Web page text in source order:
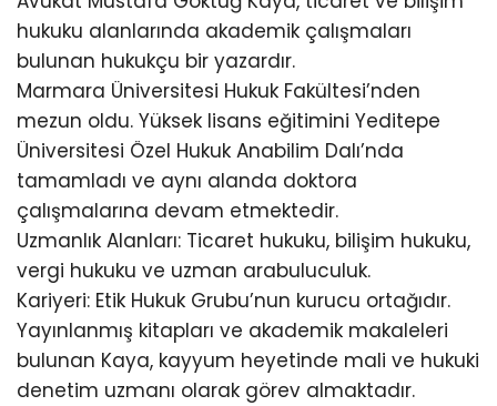
hukuku alanlarında akademik çalışmaları
bulunan hukukçu bir yazardır.
Marmara Üniversitesi Hukuk Fakültesi’nden
mezun oldu. Yüksek lisans eğitimini Yeditepe
Üniversitesi Özel Hukuk Anabilim Dalı’nda
tamamladı ve aynı alanda doktora
çalışmalarına devam etmektedir.
Uzmanlık Alanları: Ticaret hukuku, bilişim hukuku,
vergi hukuku ve uzman arabuluculuk.
Kariyeri: Etik Hukuk Grubu’nun kurucu ortağıdır.
Yayınlanmış kitapları ve akademik makaleleri
bulunan Kaya, kayyum heyetinde mali ve hukuki
denetim uzmanı olarak görev almaktadır.